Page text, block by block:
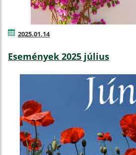
2025.01.14
Események 2025 július